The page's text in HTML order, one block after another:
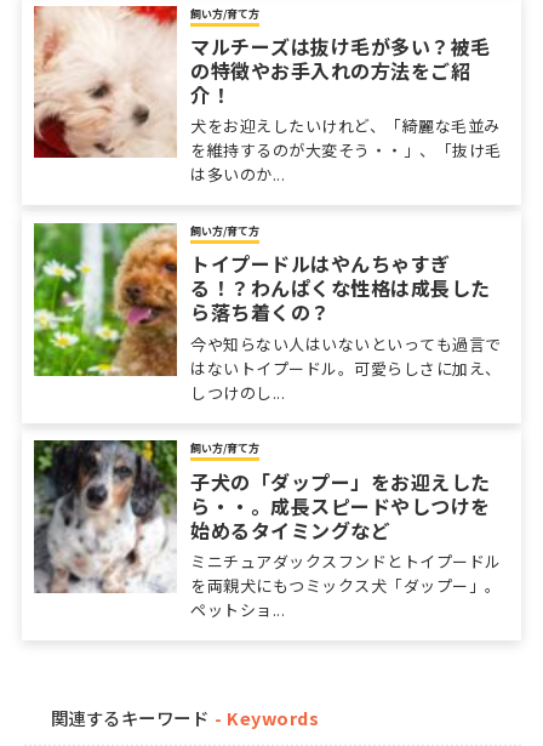
飼い方/育て方
マルチーズは抜け毛が多い？被毛
の特徴やお手入れの方法をご紹
介！
犬をお迎えしたいけれど、「綺麗な毛並み
を維持するのが大変そう・・」、「抜け毛
は多いのか...
飼い方/育て方
トイプードルはやんちゃすぎ
る！？わんぱくな性格は成長した
ら落ち着くの？
今や知らない人はいないといっても過言で
はないトイプードル。可愛らしさに加え、
しつけのし...
飼い方/育て方
子犬の「ダップー」をお迎えした
ら・・。成長スピードやしつけを
始めるタイミングなど
ミニチュアダックスフンドとトイプードル
を両親犬にもつミックス犬「ダップー」。
ペットショ...
関連するキーワード